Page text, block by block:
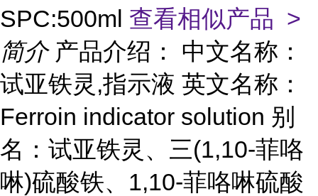
SPC:500ml 查看相似产品 >
简介 产品介绍： 中文名称：
试亚铁灵,指示液 英文名称：
Ferroin indicator solution 别
名：试亚铁灵、三(1,10-菲咯
啉)硫酸铁、1,10-菲咯啉硫酸